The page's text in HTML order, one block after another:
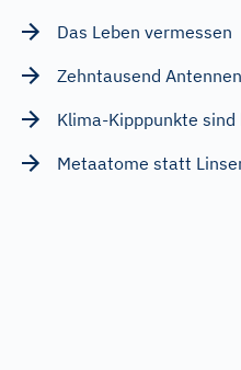
Das Leben vermessen
Zehntausend
Klima-Kipppunkte
Metaatome statt